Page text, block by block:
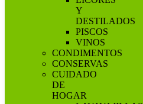
Y
DESTILADOS
PISCOS
VINOS
CONDIMENTOS
CONSERVAS
CUIDADO
DE
HOGAR